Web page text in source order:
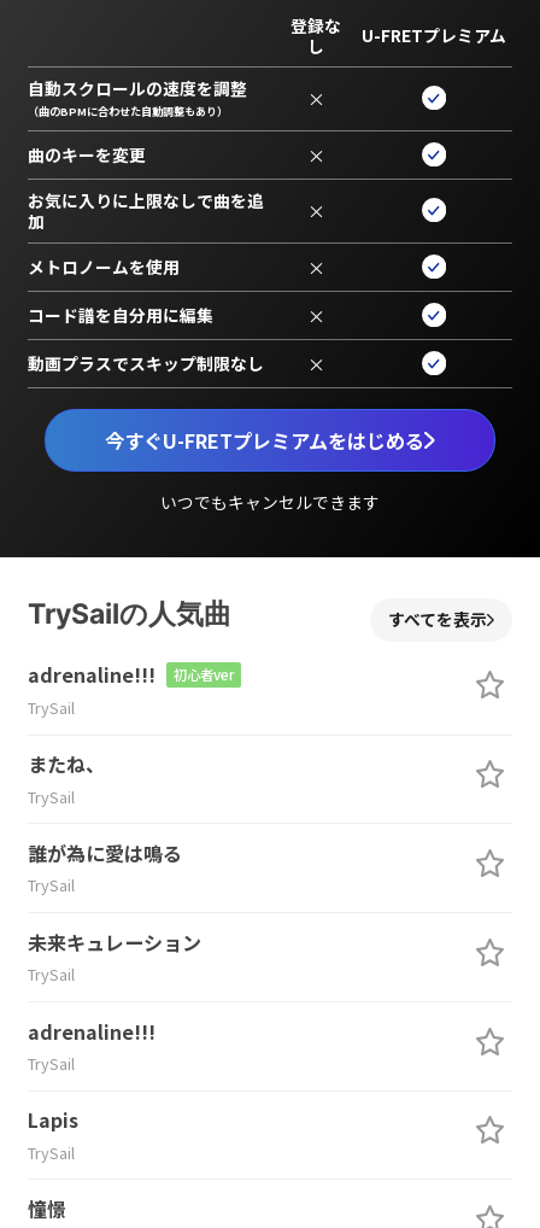
今すぐU-FRETプレミアムをはじめる
いつでもキャンセルできます
登録な
し
U-FRETプレミアム
自動スクロールの速度を調整
（曲のBPMに合わせた自動調整もあり） ×
曲のキーを変更 ×
お気に入りに上限なしで曲を追
加
×
メトロノームを使用 ×
コード譜を自分用に編集 ×
動画プラスでスキップ制限なし ×
TrySailの人気曲 すべてを表示
adrenaline!!! 初心者ver
TrySail
またね、
TrySail
誰が為に愛は鳴る
TrySail
未来キュレーション
TrySail
adrenaline!!!
TrySail
Lapis
TrySail
憧憬